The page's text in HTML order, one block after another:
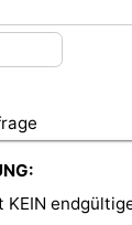
KEIN